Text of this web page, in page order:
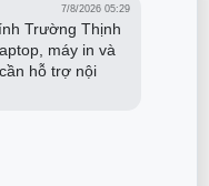
7/8/2026 05:29
Trường Thịnh
máy in và
hỗ trợ nội